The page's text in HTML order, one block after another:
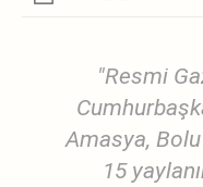
"Resmi
Amasya,
15